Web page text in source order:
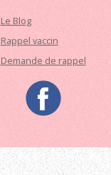
Le Blog
Rappel vaccin
Demande de rappel